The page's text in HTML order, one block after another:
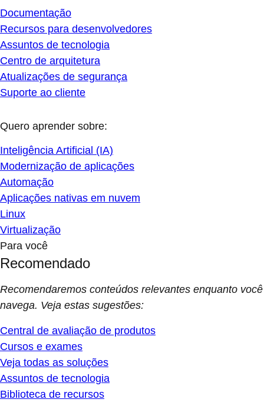
Documentação
Recursos para desenvolvedores
Assuntos de tecnologia
Centro de arquitetura
Atualizações de segurança
Suporte ao cliente
Quero aprender sobre:
Inteligência Artificial (IA)
Modernização de aplicações
Automação
Aplicações nativas em nuvem
Linux
Virtualização
Para você
Recomendado
Recomendaremos conteúdos relevantes enquanto você
navega. Veja estas sugestões:
Central de avaliação de produtos
Cursos e exames
Veja todas as soluções
Assuntos de tecnologia
Biblioteca de recursos